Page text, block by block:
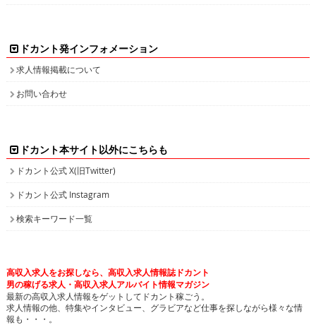
ドカント発インフォメーション
求人情報掲載について
お問い合わせ
ドカント本サイト以外にこちらも
ドカント公式 X(旧Twitter)
ドカント公式 Instagram
検索キーワード一覧
高収入求人をお探しなら、高収入求人情報誌ドカント
男の稼げる求人・高収入求人アルバイト情報マガジン
最新の高収入求人情報をゲットしてドカント稼ごう。
求人情報の他、特集やインタビュー、グラビアなど仕事を探しながら様々な情
報も・・・。